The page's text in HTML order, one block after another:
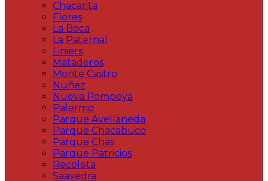
Chacarita
Flores
La Boca
La Paternal
Liniers
Mataderos
Monte Castro
Nuñez
Nueva Pompeya
Palermo
Parque Avellaneda
Parque Chacabuco
Parque Chas
Parque Patricios
Recoleta
Saavedra